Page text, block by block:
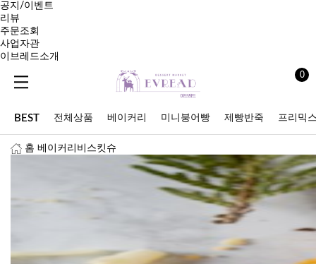
공지/이벤트
리뷰
주문조회
사업자관
이브레드소개
0
BEST 전체상품 베이커리 미니붕어빵 제빵반죽 프리믹
할인상품
홈 베이커리 비스킷슈